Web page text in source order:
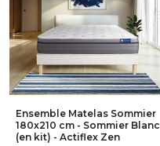
Ensemble Matelas Sommier
180x210 cm - Sommier Blanc
(en kit) - Actiflex Zen